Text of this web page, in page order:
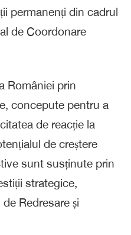
permanenți din cadrul
de Coordonare
României prin
concepute pentru a
de reacție la
de creștere
sunt susținute prin
strategice,
Redresare și